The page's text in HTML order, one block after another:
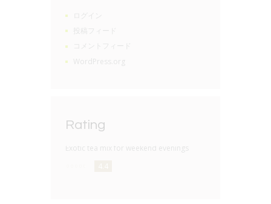
投稿フィード
コメントフィード
WordPress.org
Rating
Exotic tea mix for weekend evenings